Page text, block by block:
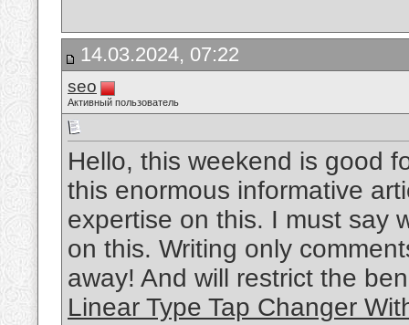
14.03.2024, 07:22
seo
Активный пользователь
Hello, this weekend is good
this enormous informative
expertise on this. I must say
on this. Writing only
away! And will restrict the
Linear Type Tap Changer